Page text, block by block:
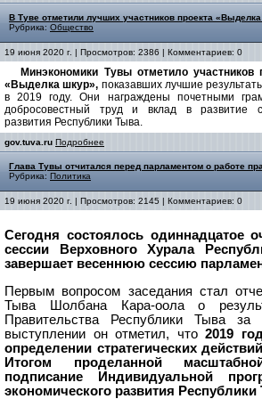
В Туве отметили лучших участников проекта
Рубрика: Общество
19 июня 2020 г. | Просмотров: 2386 | Комментариев: 0
Минэкономики Тувы отметило участников
«Выделка шкур», показавших лучшие
в 2019 году. Они награждены почетными
добросовестный труд и вклад в развитие
развития Республики Тыва.
gov.tuva.ru Подробнее
Глава Тувы отчитался перед парламентом о работе
Рубрика: Политика
19 июня 2020 г. | Просмотров: 2145 | Комментариев: 0
Сегодня состоялось одиннадцатое
сессии Верховного Хурала
завершает весеннюю сессию
Первым вопросом заседания стал
Тыва Шолбана Кара-оола о
Правительства Республики Тыва
выступлении он отметил, что 2019
определении стратегических
Итогом проделанной
подписание Индивидуальной
экономического развития